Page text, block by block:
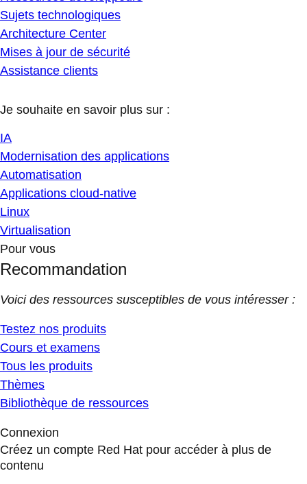
Sujets technologiques
Architecture Center
Mises à jour de sécurité
Assistance clients
Je souhaite en savoir plus sur :
IA
Modernisation des applications
Automatisation
Applications cloud-native
Linux
Virtualisation
Pour vous
Recommandation
Voici des ressources susceptibles de vous intéresser :
Testez nos produits
Cours et examens
Tous les produits
Thèmes
Bibliothèque de ressources
Connexion
Créez un compte Red Hat pour accéder à plus de
contenu